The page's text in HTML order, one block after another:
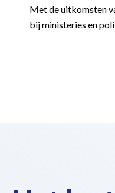
Met de uitkomsten
bij ministeries en